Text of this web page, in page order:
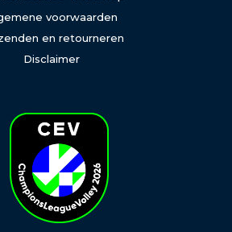
voorwaarden
en retourneren
Disclaimer